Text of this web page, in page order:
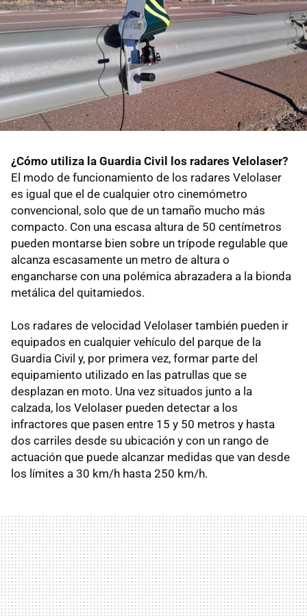
¿Cómo utiliza la Guardia Civil los radares Velolaser?
El modo de funcionamiento de los radares Velolaser
es igual que el de cualquier otro cinemómetro
convencional, solo que de un tamaño mucho más
compacto. Con una escasa altura de 50 centímetros
pueden montarse bien sobre un trípode regulable que
alcanza escasamente un metro de altura o
engancharse con una polémica abrazadera a la bionda
metálica del quitamiedos.
Los radares de velocidad Velolaser también pueden ir
equipados en cualquier vehículo del parque de la
Guardia Civil y, por primera vez, formar parte del
equipamiento utilizado en las patrullas que se
desplazan en moto. Una vez situados junto a la
calzada, los Velolaser pueden detectar a los
infractores que pasen entre 15 y 50 metros y hasta
dos carriles desde su ubicación y con un rango de
actuación que puede alcanzar medidas que van desde
los límites a 30 km/h hasta 250 km/h.